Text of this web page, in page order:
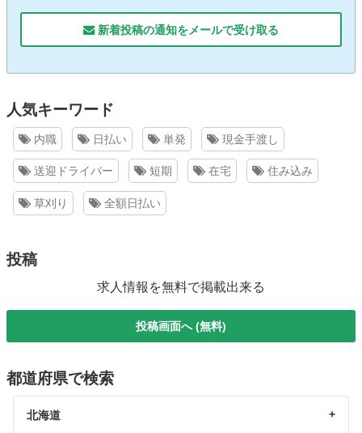
新着投稿の通知をメールで受け取る
人気キーワード
内職 日払い 単発 現金手渡し
送迎ドライバー 短期 在宅 住み込み
草刈り 全額日払い
投稿
求人情報を無料で掲載出来る
投稿画面へ (無料)
都道府県で検索
北海道